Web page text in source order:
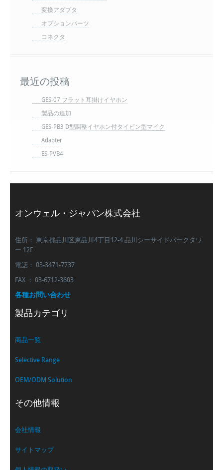
変換アダプタ
オプションパーツ
コネクタ
最近の投稿
GES-07 フラット耳掛けイヤホン
製品の追加
GES-PB3 D型調整イヤホン付タイピン型マイク
Adapter
ES-PVB4
オンウェル・ジャパン株式会社
住所： 東京都品川区東品川4丁目12-4 品川シーサイドパークタワ
ー 12F
電話： 03-3471-7737
FAX ： 03-6712-3603
各種お問い合わせ
製品カテゴリ
商品一覧
Selective Range
OEM/ODM Solution
その他情報
会社情報
サイトマップ